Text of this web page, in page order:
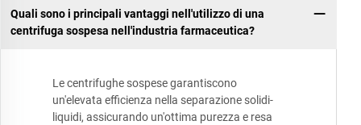
Quali sono i principali vantaggi nell'utilizzo di una
centrifuga sospesa nell'industria farmaceutica?
Le centrifughe sospese garantiscono
un'elevata efficienza nella separazione solidi-
liquidi, assicurando un'ottima purezza e resa